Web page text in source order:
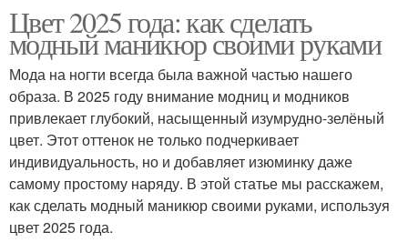
Цвет 2025 года: как сделать
модный маникюр своими руками
Мода на ногти всегда была важной частью нашего
образа. В 2025 году внимание модниц и модников
привлекает глубокий, насыщенный изумрудно-зелёный
цвет. Этот оттенок не только подчеркивает
индивидуальность, но и добавляет изюминку даже
самому простому наряду. В этой статье мы расскажем,
как сделать модный маникюр своими руками, используя
цвет 2025 года.